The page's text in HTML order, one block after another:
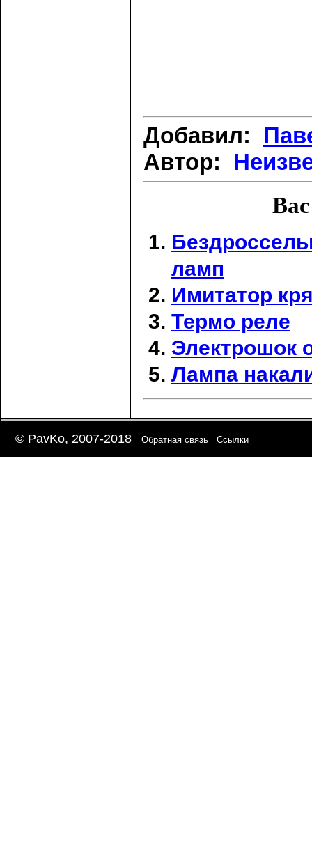
Добавил:
Автор:
ламп
Имитатор
Термо реле
Электрошок
Лампа
© PavKo, 2007-2018 Обратная связь Ссылки